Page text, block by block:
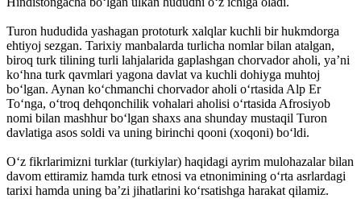
Turon hududida yashagan prototurk xalqlar kuchli bir hukmdorga
ehtiyoj sezgan. Tarixiy manbalarda turlicha nomlar bilan atalgan,
biroq turk tilining turli lahjalarida gap­lashgan chorvador aholi, ya’ni
ko‘hna turk qavmlari yagona davlat va kuchli dohiyga muhtoj
bo‘lgan. Aynan ko‘chmanchi chorvador aholi o‘rtasida Alp Er
To‘nga, o‘troq dehqonchilik vohalari aholisi o‘rtasida Afrosiyob
nomi bilan mashhur bo‘lgan shaxs ana shunday mustaqil Turon
davlatiga asos soldi va uning birinchi qooni (xoqoni) bo‘ldi.
O‘z fikrlarimizni turklar (turkiylar) haqidagi ayrim mulohazalar bilan
davom ettiramiz hamda turk etnosi va etnonimining o‘rta asrlardagi
tarixi hamda uning ba’zi jihatlarini ko‘rsatishga harakat qilamiz.